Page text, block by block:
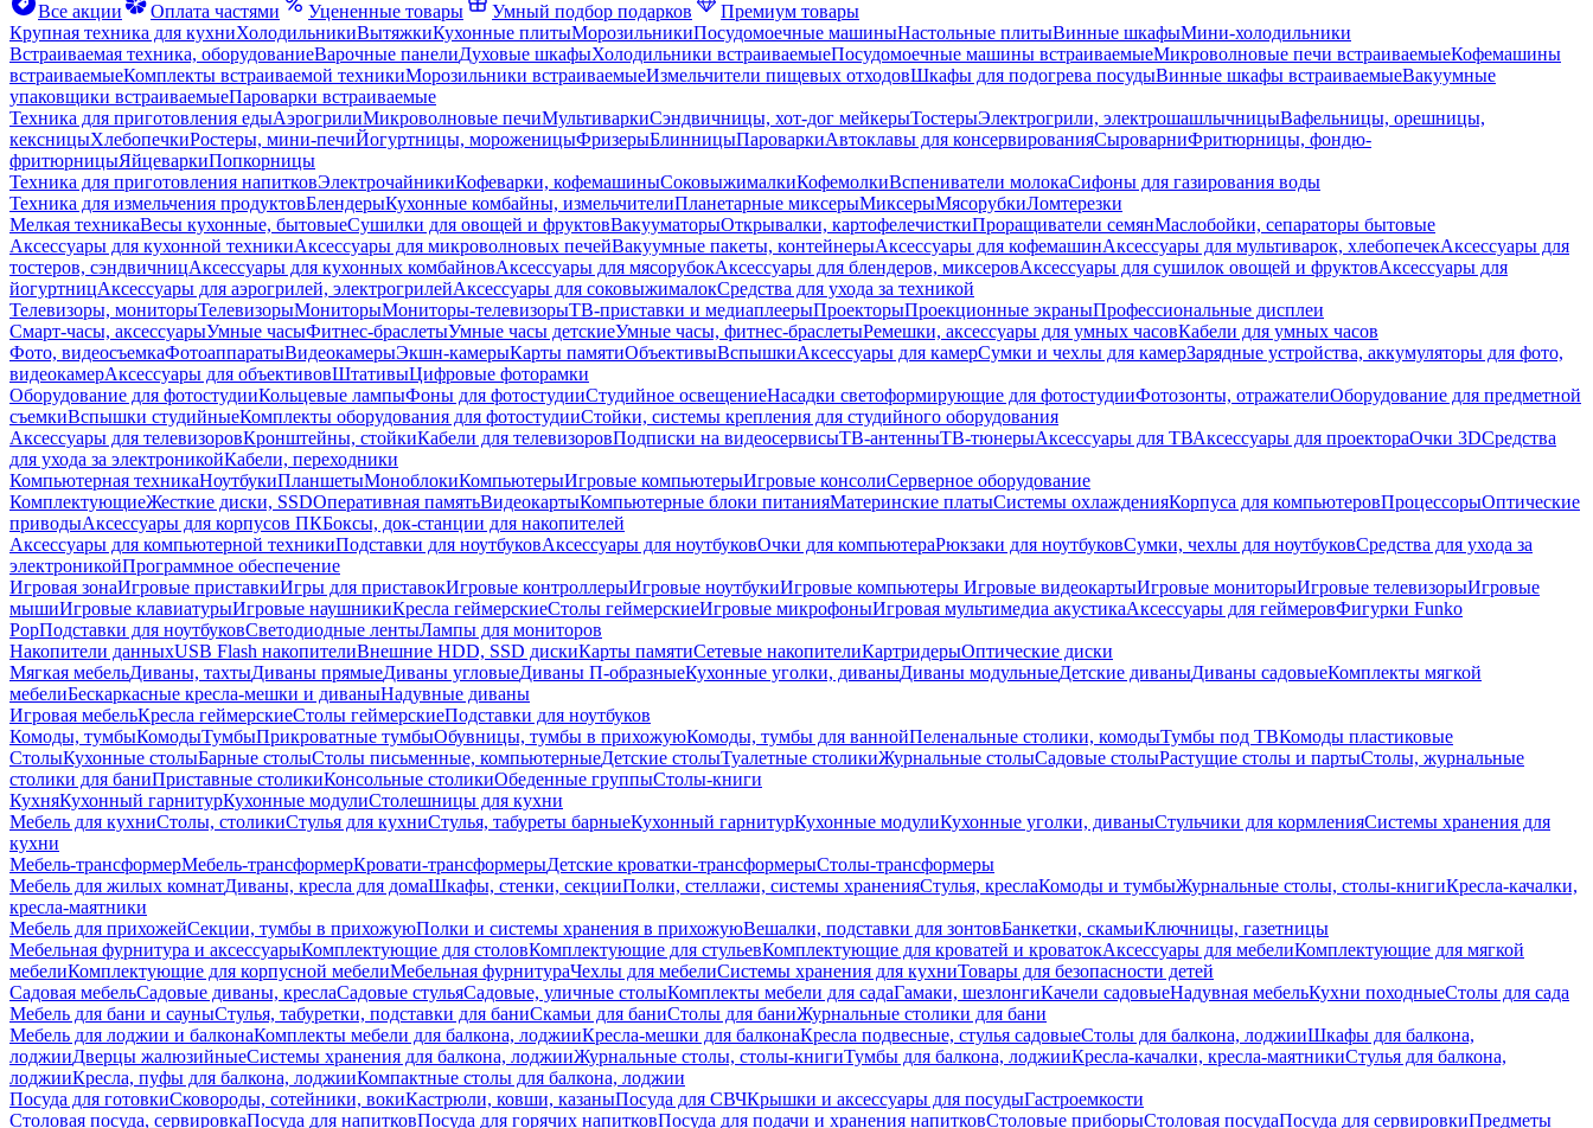
Все акции
Оплата частями Уцененные товары Умный подбор подарков
Премиум товары
Крупная техника для кухниХолодильникиВытяжкиКухонные плитыМорозильникиПосудомоечные машиныНастольные плитыВинные шкафыМини-холодильники
Встраиваемая техника, оборудованиеВарочные панелиДуховые шкафыХолодильники встраиваемыеПосудомоечные машины встраиваемыеМикроволновые печи встраиваемыеКофемашины
встраиваемыеКомплекты встраиваемой техникиМорозильники встраиваемыеИзмельчители пищевых отходовШкафы для подогрева посудыВинные шкафы встраиваемыеВакуумные
упаковщики встраиваемыеПароварки встраиваемые
Техника для приготовления едыАэрогрилиМикроволновые печиМультиваркиСэндвичницы, хот-дог мейкерыТостерыЭлектрогрили, электрошашлычницыВафельницы, орешницы,
кексницыХлебопечкиРостеры, мини-печиЙогуртницы, мороженицыФризерыБлинницыПароваркиАвтоклавы для консервированияСыроварниФритюрницы, фондю-
фритюрницыЯйцеваркиПопкорницы
Техника для приготовления напитковЭлектрочайникиКофеварки, кофемашиныСоковыжималкиКофемолкиВспениватели молокаСифоны для газирования воды
Техника для измельчения продуктовБлендерыКухонные комбайны, измельчителиПланетарные миксерыМиксерыМясорубкиЛомтерезки
Мелкая техникаВесы кухонные, бытовыеСушилки для овощей и фруктовВакууматорыОткрывалки, картофелечисткиПроращиватели семянМаслобойки, сепараторы бытовые
Аксессуары для кухонной техникиАксессуары для микроволновых печейВакуумные пакеты, контейнерыАксессуары для кофемашинАксессуары для мультиварок, хлебопечекАксессуары для
тостеров, сэндвичницАксессуары для кухонных комбайновАксессуары для мясорубокАксессуары для блендеров, миксеровАксессуары для сушилок овощей и фруктовАксессуары для
йогуртницАксессуары для аэрогрилей, электрогрилейАксессуары для соковыжималокСредства для ухода за техникой
Телевизоры, мониторыТелевизорыМониторыМониторы-телевизорыТВ-приставки и медиаплеерыПроекторыПроекционные экраныПрофессиональные дисплеи
Смарт-часы, аксессуарыУмные часыФитнес-браслетыУмные часы детскиеУмные часы, фитнес-браслетыРемешки, аксессуары для умных часовКабели для умных часов
Фото, видеосъемкаФотоаппаратыВидеокамерыЭкшн-камерыКарты памятиОбъективыВспышкиАксессуары для камерСумки и чехлы для камерЗарядные устройства, аккумуляторы для фото,
видеокамерАксессуары для объективовШтативыЦифровые фоторамки
Оборудование для фотостудииКольцевые лампыФоны для фотостудииСтудийное освещениеНасадки светоформирующие для фотостудииФотозонты, отражателиОборудование для предметной
съемкиВспышки студийныеКомплекты оборудования для фотостудииСтойки, системы крепления для студийного оборудования
Аксессуары для телевизоровКронштейны, стойкиКабели для телевизоровПодписки на видеосервисыТВ-антенныТВ-тюнерыАксессуары для ТВАксессуары для проектораОчки 3DСредства
для ухода за электроникойКабели, переходники
Компьютерная техникаНоутбукиПланшетыМоноблокиКомпьютерыИгровые компьютерыИгровые консолиСерверное оборудование
КомплектующиеЖесткие диски, SSDОперативная памятьВидеокартыКомпьютерные блоки питанияМатеринские платыСистемы охлажденияКорпуса для компьютеровПроцессорыОптические
приводыАксессуары для корпусов ПКБоксы, док-станции для накопителей
Аксессуары для компьютерной техникиПодставки для ноутбуковАксессуары для ноутбуковОчки для компьютераРюкзаки для ноутбуковСумки, чехлы для ноутбуковСредства для ухода за
электроникойПрограммное обеспечение
Игровая зонаИгровые приставкиИгры для приставокИгровые контроллерыИгровые ноутбукиИгровые компьютеры Игровые видеокартыИгровые мониторыИгровые телевизорыИгровые
мышиИгровые клавиатурыИгровые наушникиКресла геймерскиеСтолы геймерскиеИгровые микрофоныИгровая мультимедиа акустикаАксессуары для геймеровФигурки Funko
PopПодставки для ноутбуковСветодиодные лентыЛампы для мониторов
Накопители данныхUSB Flash накопителиВнешние HDD, SSD дискиКарты памятиСетевые накопителиКартридерыОптические диски
Мягкая мебельДиваны, тахтыДиваны прямыеДиваны угловыеДиваны П-образныеКухонные уголки, диваныДиваны модульныеДетские диваныДиваны садовыеКомплекты мягкой
мебелиБескаркасные кресла-мешки и диваныНадувные диваны
Игровая мебельКресла геймерскиеСтолы геймерскиеПодставки для ноутбуков
Комоды, тумбыКомодыТумбыПрикроватные тумбыОбувницы, тумбы в прихожуюКомоды, тумбы для ваннойПеленальные столики, комодыТумбы под ТВКомоды пластиковые
СтолыКухонные столыБарные столыСтолы письменные, компьютерныеДетские столыТуалетные столикиЖурнальные столыСадовые столыРастущие столы и партыСтолы, журнальные
столики для баниПриставные столикиКонсольные столикиОбеденные группыСтолы-книги
КухняКухонный гарнитурКухонные модулиСтолешницы для кухни
Мебель для кухниСтолы, столикиСтулья для кухниСтулья, табуреты барныеКухонный гарнитурКухонные модулиКухонные уголки, диваныСтульчики для кормленияСистемы хранения для
кухни
Мебель-трансформерМебель-трансформерКровати-трансформерыДетские кроватки-трансформерыСтолы-трансформеры
Мебель для жилых комнатДиваны, кресла для домаШкафы, стенки, секцииПолки, стеллажи, системы храненияСтулья, креслаКомоды и тумбыЖурнальные столы, столы-книгиКресла-качалки,
кресла-маятники
Мебель для прихожейСекции, тумбы в прихожуюПолки и системы хранения в прихожуюВешалки, подставки для зонтовБанкетки, скамьиКлючницы, газетницы
Мебельная фурнитура и аксессуарыКомплектующие для столовКомплектующие для стульевКомплектующие для кроватей и кроватокАксессуары для мебелиКомплектующие для мягкой
мебелиКомплектующие для корпусной мебелиМебельная фурнитураЧехлы для мебелиСистемы хранения для кухниТовары для безопасности детей
Садовая мебельСадовые диваны, креслаСадовые стульяСадовые, уличные столыКомплекты мебели для садаГамаки, шезлонгиКачели садовыеНадувная мебельКухни походныеСтолы для сада
Мебель для бани и сауныСтулья, табуретки, подставки для баниСкамьи для баниСтолы для баниЖурнальные столики для бани
Мебель для лоджии и балконаКомплекты мебели для балкона, лоджииКресла-мешки для балконаКресла подвесные, стулья садовыеСтолы для балкона, лоджииШкафы для балкона,
лоджииДверцы жалюзийныеСистемы хранения для балкона, лоджииЖурнальные столы, столы-книгиТумбы для балкона, лоджииКресла-качалки, кресла-маятникиСтулья для балкона,
лоджииКресла, пуфы для балкона, лоджииКомпактные столы для балкона, лоджии
Посуда для готовкиСковороды, сотейники, вокиКастрюли, ковши, казаныПосуда для СВЧКрышки и аксессуары для посудыГастроемкости
Столовая посуда, сервировкаПосуда для напитковПосуда для горячих напитковПосуда для подачи и хранения напитковСтоловые приборыСтоловая посудаПосуда для сервировкиПредметы